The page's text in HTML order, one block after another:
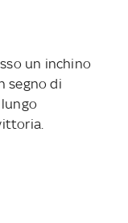
un inchino
segno di